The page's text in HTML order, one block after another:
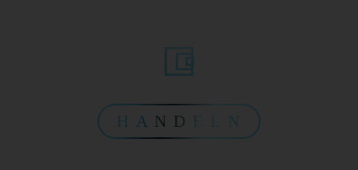
H A N D E L N